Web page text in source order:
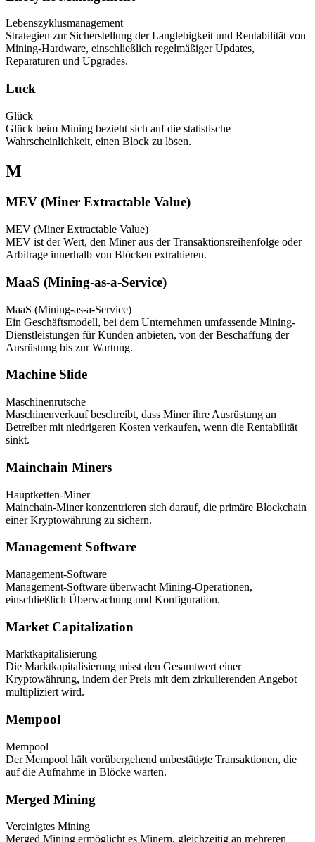
Lebenszyklusmanagement
Strategien zur Sicherstellung der Langlebigkeit und Rentabilität von
Mining-Hardware, einschließlich regelmäßiger Updates,
Reparaturen und Upgrades.
Luck
Glück
Glück beim Mining bezieht sich auf die statistische
Wahrscheinlichkeit, einen Block zu lösen.
M
MEV (Miner Extractable Value)
MEV (Miner Extractable Value)
MEV ist der Wert, den Miner aus der Transaktionsreihenfolge oder
Arbitrage innerhalb von Blöcken extrahieren.
MaaS (Mining-as-a-Service)
MaaS (Mining-as-a-Service)
Ein Geschäftsmodell, bei dem Unternehmen umfassende Mining-
Dienstleistungen für Kunden anbieten, von der Beschaffung der
Ausrüstung bis zur Wartung.
Machine Slide
Maschinenrutsche
Maschinenverkauf beschreibt, dass Miner ihre Ausrüstung an
Betreiber mit niedrigeren Kosten verkaufen, wenn die Rentabilität
sinkt.
Mainchain Miners
Hauptketten-Miner
Mainchain-Miner konzentrieren sich darauf, die primäre Blockchain
einer Kryptowährung zu sichern.
Management Software
Management-Software
Management-Software überwacht Mining-Operationen,
einschließlich Überwachung und Konfiguration.
Market Capitalization
Marktkapitalisierung
Die Marktkapitalisierung misst den Gesamtwert einer
Kryptowährung, indem der Preis mit dem zirkulierenden Angebot
multipliziert wird.
Mempool
Mempool
Der Mempool hält vorübergehend unbestätigte Transaktionen, die
auf die Aufnahme in Blöcke warten.
Merged Mining
Vereinigtes Mining
Merged Mining ermöglicht es Minern, gleichzeitig an mehreren